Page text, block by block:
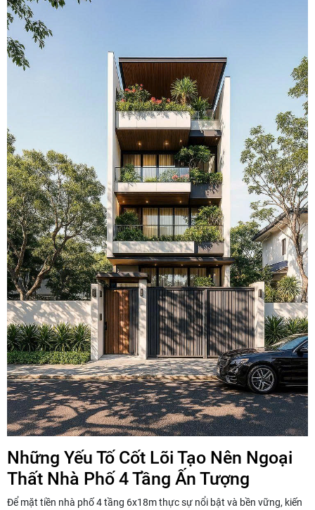
Những Yếu Tố Cốt Lõi Tạo Nên Ngoại
Thất Nhà Phố 4 Tầng Ấn Tượng
Để mặt tiền nhà phố 4 tầng 6x18m thực sự nổi bật và bền vững, kiến